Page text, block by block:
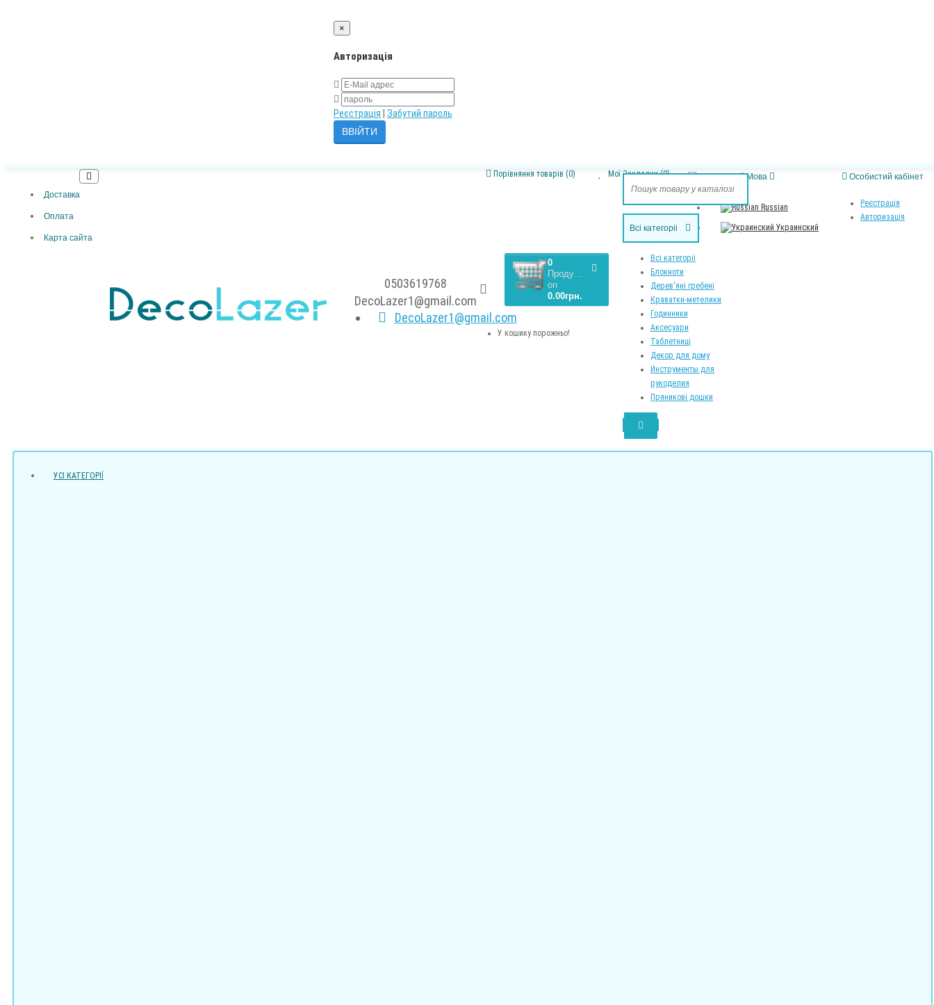
×
Авторизація
Реєстрація Забутий пароль
Доставка
Оплата
Карта сайта
Особистий кабінет
Реєстрація
Авторизація
Мова
Russian
Украинский
Мої Закладки (0)
Порівняння товарів (0)
0503619768
DecoLazer1@gmail.com
DecoLazer1@gmail.com
0
Продукти,
on
0.00грн.
У кошику порожньо!
Всі категоріі
Всі категоріі
Блокноти
Дерев'яні гребені
Краватки-метелики
Годинники
Аксесуари
Таблетниці
Декор для дому
Инструменты для
рукоделия
Пряникові дошки
УСI КАТЕГОРІЇ